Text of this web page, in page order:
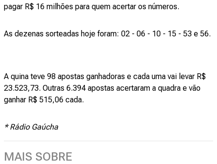
pagar R$ 16 milhões para quem acertar os números.
As dezenas sorteadas hoje foram: 02 - 06 - 10 - 15 - 53 e 56.
A quina teve 98 apostas ganhadoras e cada uma vai levar R$
23.523,73. Outras 6.394 apostas acertaram a quadra e vão
ganhar R$ 515,06 cada.
* Rádio Gaúcha
MAIS SOBRE